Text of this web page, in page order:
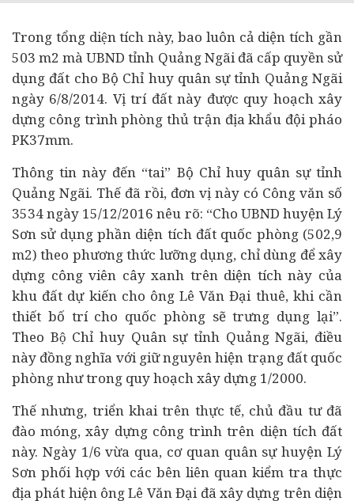
Trong tổng diện tích này, bao luôn cả diện tích gần
503 m2 mà UBND tỉnh Quảng Ngãi đã cấp quyền sử
dụng đất cho Bộ Chỉ huy quân sự tỉnh Quảng Ngãi
ngày 6/8/2014. Vị trí đất này được quy hoạch xây
dựng công trình phòng thủ trận địa khẩu đội pháo
PK37mm.
Thông tin này đến “tai” Bộ Chỉ huy quân sự tỉnh
Quảng Ngãi. Thế đã rồi, đơn vị này có Công văn số
3534 ngày 15/12/2016 nêu rõ: “Cho UBND huyện Lý
Sơn sử dụng phần diện tích đất quốc phòng (502,9
m2) theo phương thức lưỡng dụng, chỉ dùng để xây
dựng công viên cây xanh trên diện tích này của
khu đất dự kiến cho ông Lê Văn Đại thuê, khi cần
thiết bố trí cho quốc phòng sẽ trưng dụng lại”.
Theo Bộ Chỉ huy Quân sự tỉnh Quảng Ngãi, điều
này đồng nghĩa với giữ nguyên hiện trạng đất quốc
phòng như trong quy hoạch xây dựng 1/2000.
Thế nhưng, triển khai trên thực tế, chủ đầu tư đã
đào móng, xây dựng công trình trên diện tích đất
này. Ngày 1/6 vừa qua, cơ quan quân sự huyện Lý
Sơn phối hợp với các bên liên quan kiểm tra thực
địa phát hiện ông Lê Văn Đại đã xây dựng trên diện